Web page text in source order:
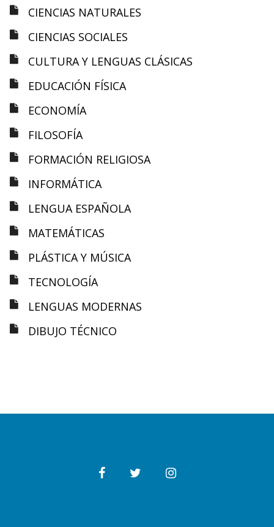
CIENCIAS NATURALES
CIENCIAS SOCIALES
CULTURA Y LENGUAS CLÁSICAS
EDUCACIÓN FÍSICA
ECONOMÍA
FILOSOFÍA
FORMACIÓN RELIGIOSA
INFORMÁTICA
LENGUA ESPAÑOLA
MATEMÁTICAS
PLÁSTICA Y MÚSICA
TECNOLOGÍA
LENGUAS MODERNAS
DIBUJO TÉCNICO